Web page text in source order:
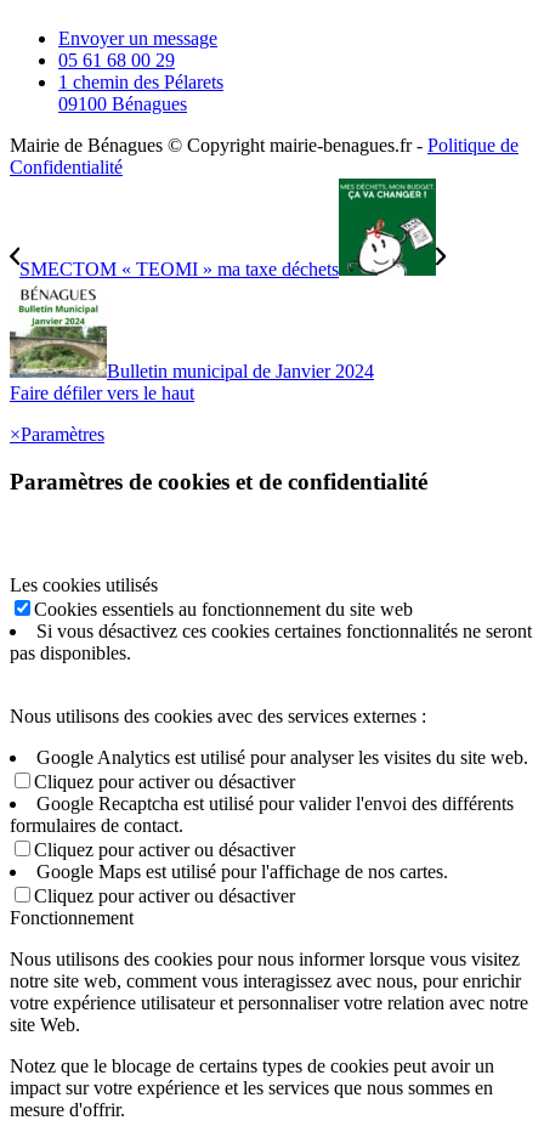
Envoyer un message
05 61 68 00 29
1 chemin des Pélarets
09100 Bénagues
Mairie de Bénagues © Copyright mairie-benagues.fr - Politique de
Confidentialité
SMECTOM « TEOMI » ma taxe déchets
Bulletin municipal de Janvier 2024
Faire défiler vers le haut
×Paramètres
Paramètres de cookies et de confidentialité
Les cookies utilisés
Cookies essentiels au fonctionnement du site web
Si vous désactivez ces cookies certaines fonctionnalités ne seront
pas disponibles.
Nous utilisons des cookies avec des services externes :
Google Analytics est utilisé pour analyser les visites du site web.
Cliquez pour activer ou désactiver
Google Recaptcha est utilisé pour valider l'envoi des différents
formulaires de contact.
Cliquez pour activer ou désactiver
Google Maps est utilisé pour l'affichage de nos cartes.
Cliquez pour activer ou désactiver
Fonctionnement
Nous utilisons des cookies pour nous informer lorsque vous visitez
notre site web, comment vous interagissez avec nous, pour enrichir
votre expérience utilisateur et personnaliser votre relation avec notre
site Web.
Notez que le blocage de certains types de cookies peut avoir un
impact sur votre expérience et les services que nous sommes en
mesure d'offrir.